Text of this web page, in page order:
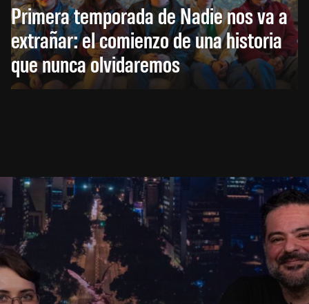
Primera temporada de Nadie nos va a
extrañar: el comienzo de una historia
que nunca olvidaremos